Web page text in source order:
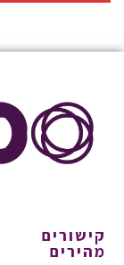
קישורים
מהירים